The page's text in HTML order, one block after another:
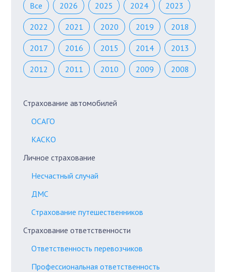
Все 2026 2025 2024 2023
2022 2021 2020 2019 2018
2017 2016 2015 2014 2013
2012 2011 2010 2009 2008
Страхование автомобилей
ОСАГО
КАСКО
Личное страхование
Несчастный случай
ДМС
Страхование путешественников
Страхование ответственности
Ответственность перевозчиков
Профессиональная ответственность